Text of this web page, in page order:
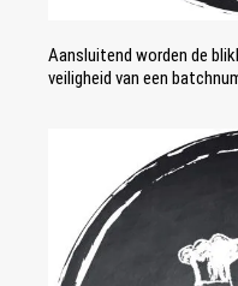
Aansluitend worden de
veiligheid van een